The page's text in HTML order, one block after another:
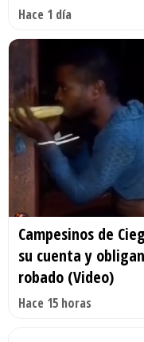
Hace 1 día
Campesinos de
su cuenta y
robado (Video)
Hace 15 horas